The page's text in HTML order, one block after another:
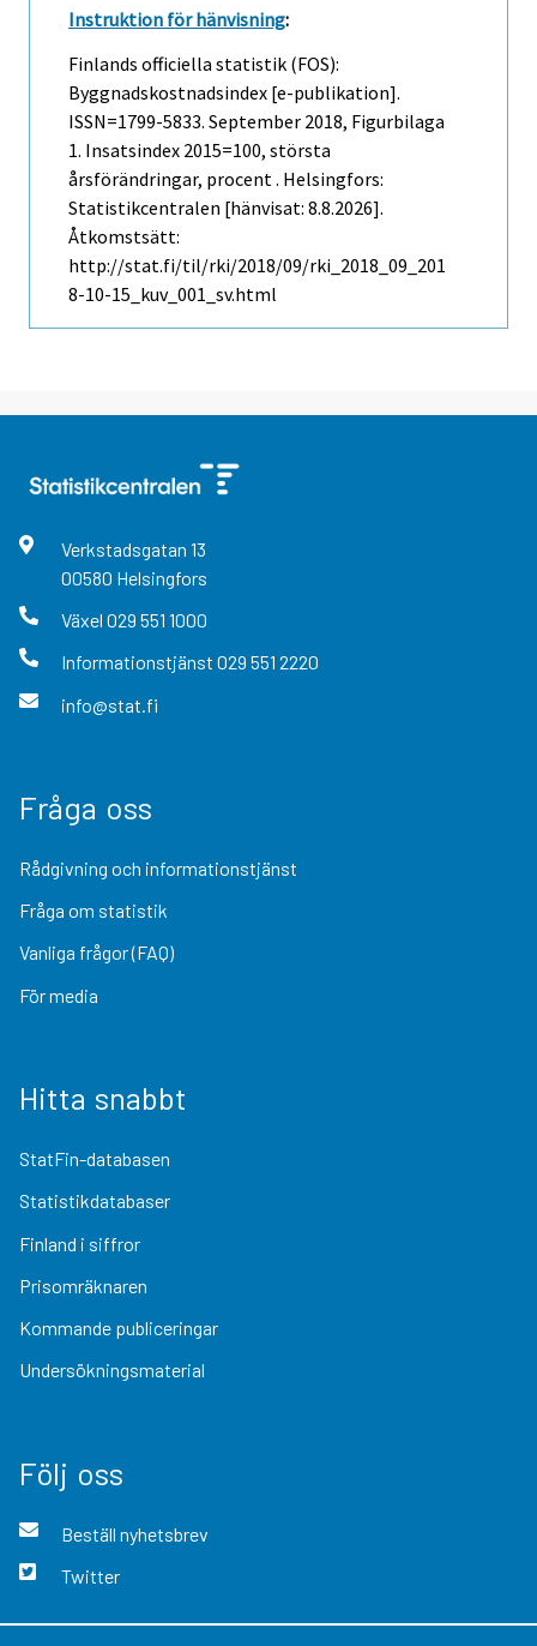
Instruktion för hänvisning:
Finlands officiella statistik (FOS):
Byggnadskostnadsindex [e-publikation].
ISSN=1799-5833. September 2018, Figurbilaga
1. Insatsindex 2015=100, största
årsförändringar, procent . Helsingfors:
Statistikcentralen [hänvisat: 8.8.2026].
Åtkomstsätt:
http://stat.fi/til/rki/2018/09/rki_2018_09_201
8-10-15_kuv_001_sv.html
Verkstadsgatan 13
00580 Helsingfors
Växel 029 551 1000
Informationstjänst 029 551 2220
info@stat.fi
Fråga oss
Rådgivning och informationstjänst
Fråga om statistik
Vanliga frågor (FAQ)
För media
Hitta snabbt
StatFin-databasen
Statistikdatabaser
Finland i siffror
Prisomräknaren
Kommande publiceringar
Undersökningsmaterial
Följ oss
Beställ nyhetsbrev
Twitter